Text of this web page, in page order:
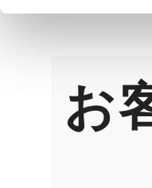
お